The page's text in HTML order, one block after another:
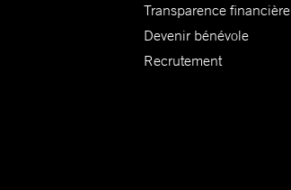
Transparence financière
Devenir bénévole
Recrutement